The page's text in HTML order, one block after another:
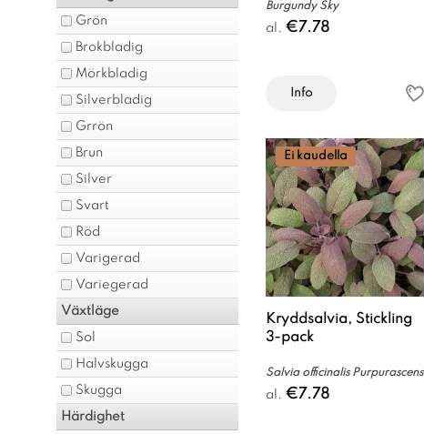
Grön
Brokbladig
Mörkbladig
Silverbladig
Grrön
Brun
Silver
Svart
Röd
Varigerad
Variegerad
Växtläge
Sol
Halvskugga
Skugga
Härdighet
Burgundy Sky
al. €7.78
Info
Ei kaudella
Kryddsalvia, Stickling
3-pack
Salvia officinalis Purpurascens
al. €7.78